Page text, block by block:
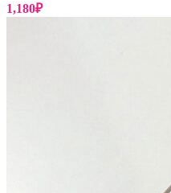
1,180₽